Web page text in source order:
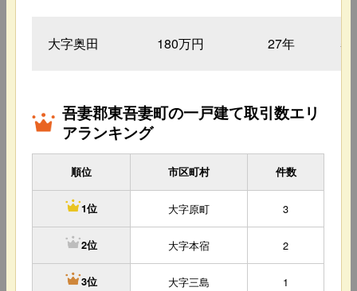
大字奥田 180万円 27年
吾妻郡東吾妻町の一戸建て取引数エリ
アランキング
順位 市区町村 件数
1位 大字原町 3
2位 大字本宿 2
3位 大字三島 1